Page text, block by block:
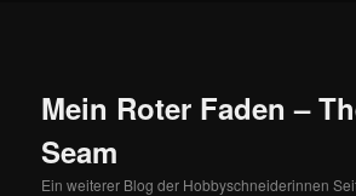
Mein Roter Faden –
Seam
Ein weiterer Blog der Hobbyschneiderinnen